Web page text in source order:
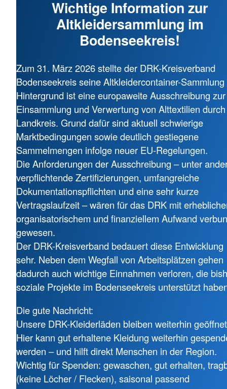
Wichtige Information zur
Altkleidersammlung im
Bodenseekreis!
Zum 31. März 2026 stellte der DRK-Kreisverband
Bodenseekreis seine Altkleidercontainer-
Hintergrund ist eine europaweite Ausschreibung zur
Einsammlung und Verwertung von Alttextilien
Landkreis. Grund dafür sind aktuell schwierige
Marktbedingungen sowie deutlich gestiegene
Sammelmengen infolge neuer EU-Regelungen.
Die Anforderungen der Ausschreibung – unter
verpflichtende Zertifizierungen, umfangreiche
Dokumentationspflichten und eine sehr kurze
Vertragslaufzeit – wären für das DRK mit
organisatorischem und finanziellem Aufwand
gewesen.
Der DRK-Kreisverband bedauert diese Entwicklung
sehr. Neben dem Wegfall von Arbeitsplätzen gehen
dadurch auch wichtige Einnahmen verloren, die
soziale Projekte im Bodenseekreis unterstützt
Die gute Nachricht:
Unsere DRK-Kleiderläden bleiben weiterhin
Hier kann gut erhaltene Kleidung weiterhin
werden – und hilft direkt Menschen in der Region.
Wichtig für Spenden: gewaschen, gut erhalten,
(keine Löcher / Flecken), saisonal passend